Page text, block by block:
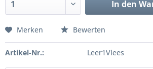
In den
Merken Bewerten
Artikel-Nr.: Leer1Vlees